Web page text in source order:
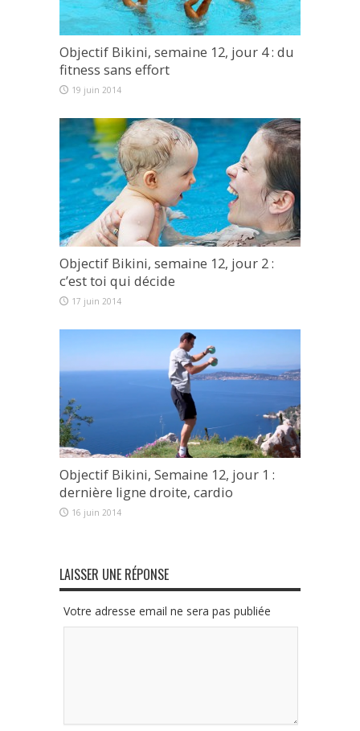
Objectif Bikini, semaine 12, jour 4 : du
fitness sans effort
19 juin 2014
Objectif Bikini, semaine 12, jour 2 :
c’est toi qui décide
17 juin 2014
Objectif Bikini, Semaine 12, jour 1 :
dernière ligne droite, cardio
16 juin 2014
LAISSER UNE RÉPONSE
Votre adresse email ne sera pas publiée